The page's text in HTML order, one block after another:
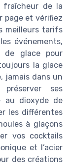
fraîcheur de la
page et vérifiez
meilleurs tarifs
événements,
de glace pour
la glace
jamais dans un
ses
au dioxyde de
les différentes
à glaçons
vos cocktails
et l’acier
des créations